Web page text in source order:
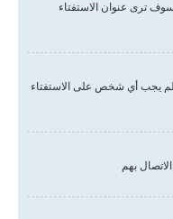
ترى عنوان الاستفتاء
لم يجب أي شخص على الاستفتاء
بهم